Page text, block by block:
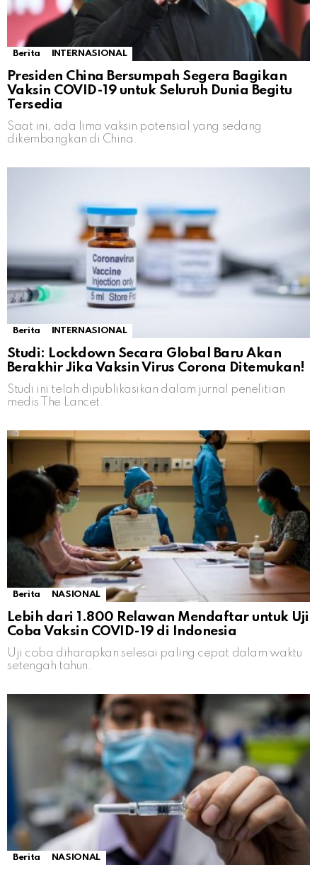
Berita INTERNASIONAL
Presiden China Bersumpah Segera Bagikan
Vaksin COVID-19 untuk Seluruh Dunia Begitu
Tersedia
Saat ini, ada lima vaksin potensial yang sedang
dikembangkan di China.
Berita INTERNASIONAL
Studi: Lockdown Secara Global Baru Akan
Berakhir Jika Vaksin Virus Corona Ditemukan!
Studi ini telah dipublikasikan dalam jurnal penelitian
medis The Lancet.
Berita NASIONAL
Lebih dari 1.800 Relawan Mendaftar untuk Uji
Coba Vaksin COVID-19 di Indonesia
Uji coba diharapkan selesai paling cepat dalam waktu
setengah tahun.
Berita NASIONAL